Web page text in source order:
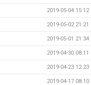
2019-05-04 15:12
2019-05-02 21:21
2019-05-01 21:34
2019-04-30 08:11
2019-04-23 12:23
2019-04-17 08:10